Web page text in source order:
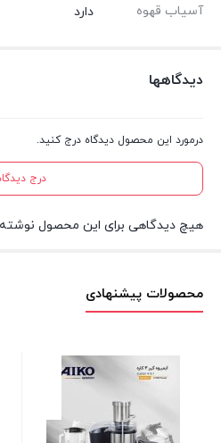
آسیاب قهوه دارد
دیدگاهها
درمورد این محصول دیدگاه درج کنید.
درج
هیچ دیدگاهی برای این محصول
محصولات پیشنهادی